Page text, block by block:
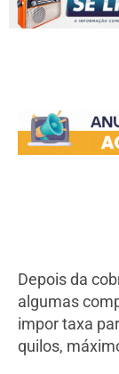
Depois da
algumas
impor taxa
quilos,